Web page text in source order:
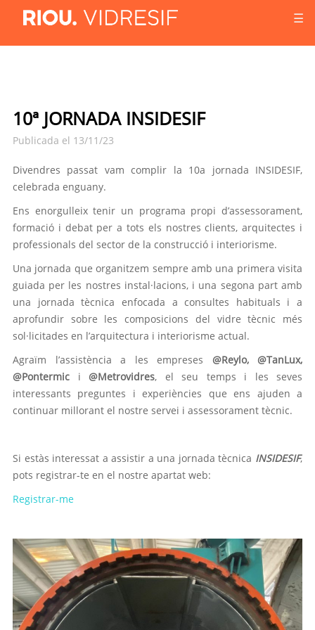
☰
10ª JORNADA INSIDESIF
Publicada el 13/11/23
Divendres passat vam complir la 10a jornada INSIDESIF,
celebrada enguany.
Ens enorgulleix tenir un programa propi d’assessorament,
formació i debat per a tots els nostres clients, arquitectes i
professionals del sector de la construcció i interiorisme.
Una jornada que organitzem sempre amb una primera visita
guiada per les nostres instal·lacions, i una segona part amb
una jornada tècnica enfocada a consultes habituals i a
aprofundir sobre les composicions del vidre tècnic més
sol·licitades en l’arquitectura i interiorisme actual.
Agraïm l’assistència a les empreses @Reylo, @TanLux,
@Pontermic i @Metrovidres, el seu temps i les seves
interessants preguntes i experiències que ens ajuden a
continuar millorant el nostre servei i assessorament tècnic.
Si estàs interessat a assistir a una jornada tècnica INSIDESIF,
pots registrar-te en el nostre apartat web:
Registrar-me